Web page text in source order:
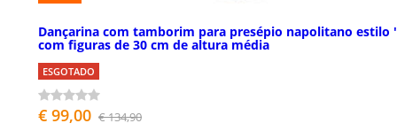
Dançarina com tamborim para presépio napolitano estilo
com figuras de 30 cm de altura média
ESGOTADO
€ 99,00 € 134,90